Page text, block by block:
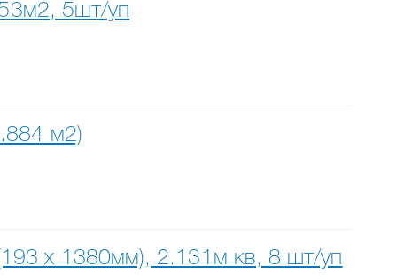
5шт/уп
м2)
х 1380мм), 2.131м кв, 8 шт/уп